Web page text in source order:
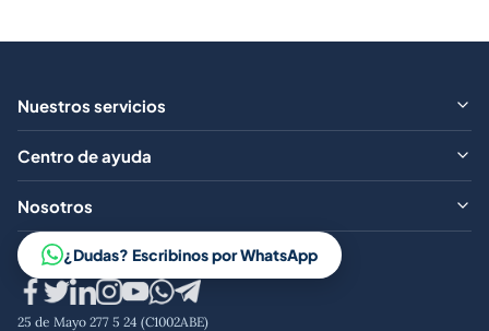
Nuestros servicios
¿Qué ofrecemos?
Aranceles
Centro de ayuda
Preguntas frecuentes
Contacto
Nosotros
Trabajá con nosotros
Aviso legal
Código de conducta
¿Dudas? Escribinos por WhatsApp
25 de Mayo 277 5 24 (C1002ABE)